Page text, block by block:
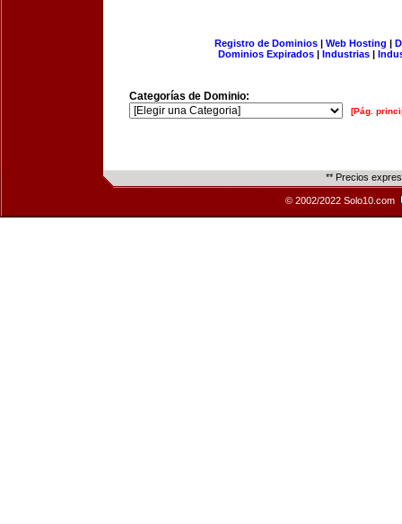
Registro de Dominios| Web Hosting |
Dominios Expirados | Industrias |
Categorías de Dominio:
[Pág.
** Precios
© 2002/2022 Solo10.com